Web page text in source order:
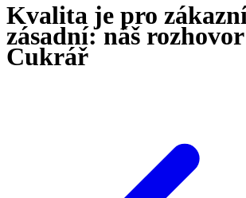
Kvalita je pro
zásadní: náš
Cukrář